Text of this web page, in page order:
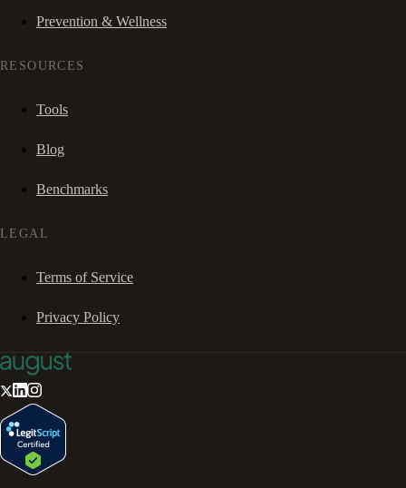
Prevention & Wellness
RESOURCES
Tools
Blog
Benchmarks
LEGAL
Terms of Service
Privacy Policy